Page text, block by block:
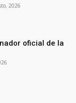
2026
oficial de la